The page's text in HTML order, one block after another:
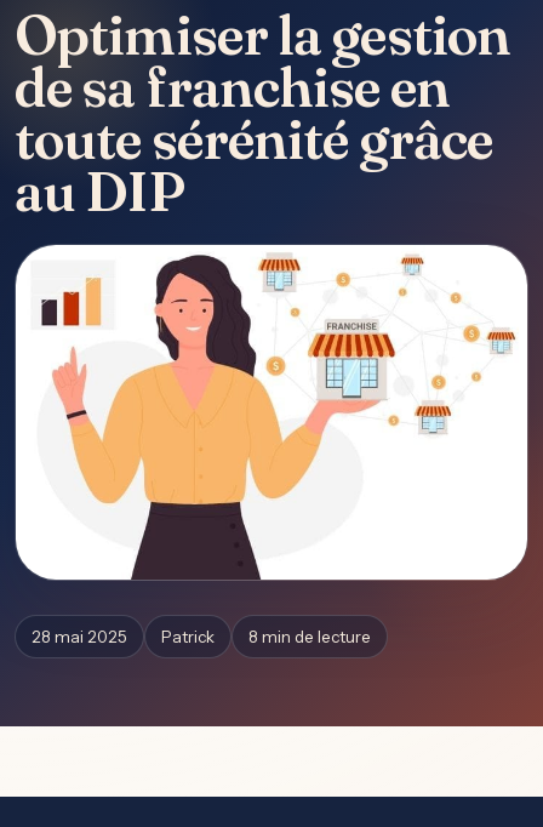
Optimiser la gestion
de sa franchise en
toute sérénité grâce
au DIP
28 mai 2025 Patrick 8 min de lecture